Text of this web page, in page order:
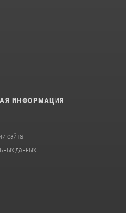
ИНФОРМАЦИЯ
сайта
данных